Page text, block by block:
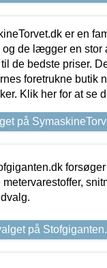
er en
og de lægger en
til de bedste priser.
foretrukne butik
Klik her for at se
på
på